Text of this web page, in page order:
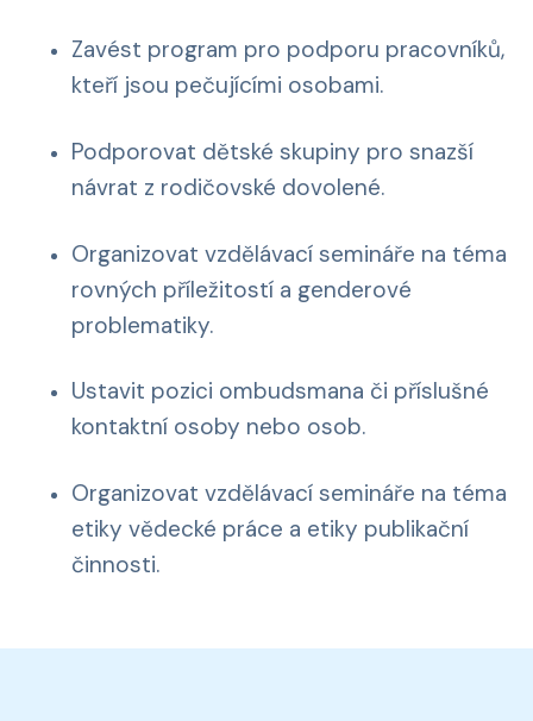
Zavést program pro podporu pracovníků,
kteří jsou pečujícími osobami.
Podporovat dětské skupiny pro snazší
návrat z rodičovské dovolené.
Organizovat vzdělávací semináře na téma
rovných příležitostí a genderové
problematiky.
Ustavit pozici ombudsmana či příslušné
kontaktní osoby nebo osob.
Organizovat vzdělávací semináře na téma
etiky vědecké práce a etiky publikační
činnosti.